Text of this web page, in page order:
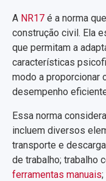
A NR17 é a norma
construção civil. Ela
que permitam a
características
modo a proporcionar
desempenho
Essa norma
incluem diversos
transporte e
de trabalho; trabalho
ferramentas manuais